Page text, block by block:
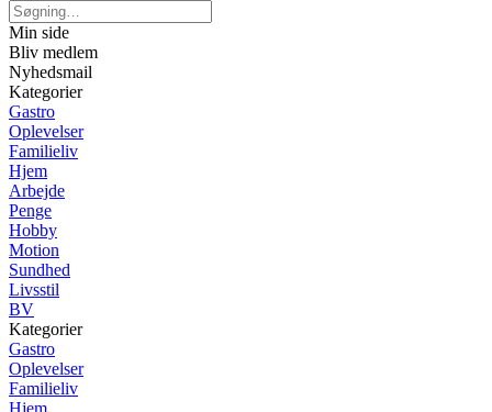
Min side
Bliv medlem
Nyhedsmail
Kategorier
Gastro
Oplevelser
Familieliv
Hjem
Arbejde
Penge
Hobby
Motion
Sundhed
Livsstil
BV
Kategorier
Gastro
Oplevelser
Familieliv
Hjem